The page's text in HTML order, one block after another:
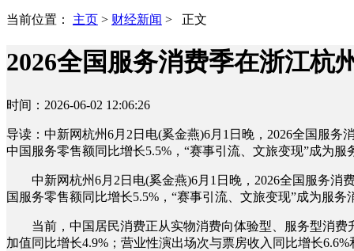
当前位置： 主页 > 财经新闻 > 正文
2026全国服务消费季在浙江杭
时间：2026-06-02 12:06:26
导读：中新网杭州6月2日电(奚金燕)6月1日晚，2026全国服
中国服务零售额同比增长5.5%，“赛事引流、文旅变现”成为服
中新网杭州6月2日电(奚金燕)6月1日晚，2026全国服务消
国服务零售额同比增长5.5%，“赛事引流、文旅变现”成为服务
当前，中国居民消费正从实物消费向体验型、服务型消费
加值同比增长4.9%；营业性演出场次与票房收入同比增长6.6%